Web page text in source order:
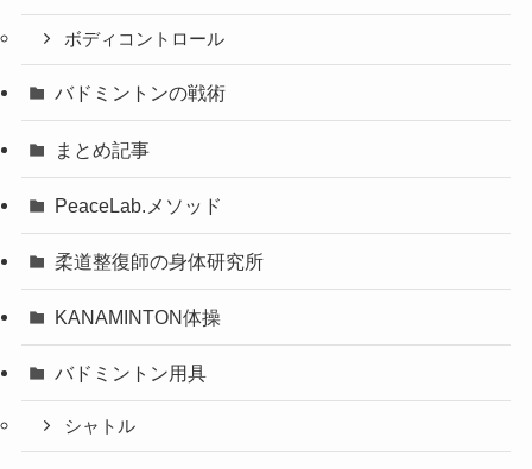
ボディコントロール
バドミントンの戦術
まとめ記事
PeaceLab.メソッド
柔道整復師の身体研究所
KANAMINTON体操
バドミントン用具
シャトル